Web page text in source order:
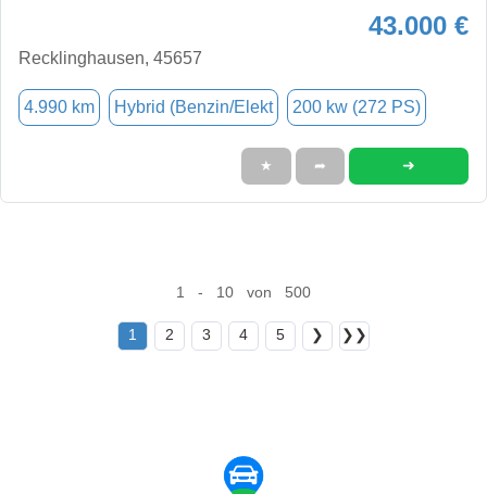
43.000 €
Recklinghausen, 45657
4.990 km Hybrid (Benzin/Elekt 200 kw (272 PS)
★ ➦ ➜
1 - 10 von 500
1 2 3 4 5 ❯ ❯❯